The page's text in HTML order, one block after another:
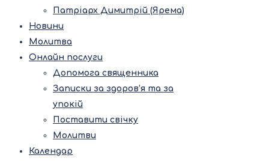
Патріарх Димитрій (Ярема)
Новини
Молитва
Онлайн послуги
Допомога священника
Записки за здоров’я та за
упокій
Поставити свічку
Молитви
Календар